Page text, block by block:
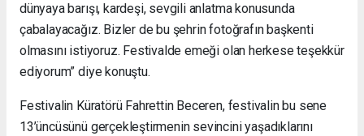
dünyaya barışı, kardeşi, sevgili anlatma konusunda
çabalayacağız. Bizler de bu şehrin fotoğrafın başkenti
olmasını istiyoruz. Festivalde emeği olan herkese teşekkür
ediyorum” diye konuştu.
Festivalin Küratörü Fahrettin Beceren, festivalin bu sene
13’üncüsünü gerçekleştirmenin sevincini yaşadıklarını